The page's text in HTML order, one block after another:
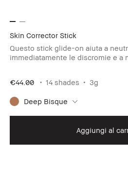
Skin Corrector Stick
Questo stick glide-on aiuta a
immediatamente le discromie e a
€44.00
14 shades 3g
Deep Bisque
Aggiungi al